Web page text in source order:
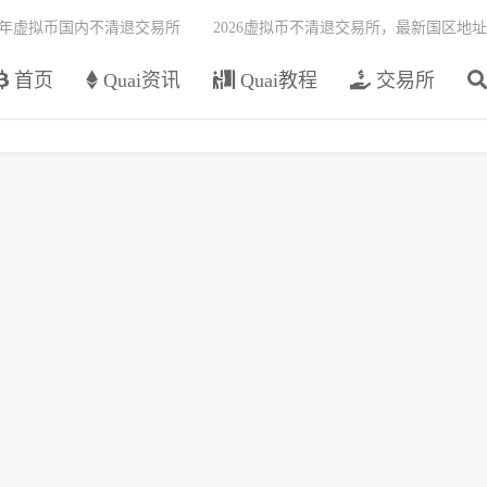
首页 Quai资讯 Quai教程 交易所
虚拟币国内不清退交易所 2026虚拟币不清退交易所，最新国区地址